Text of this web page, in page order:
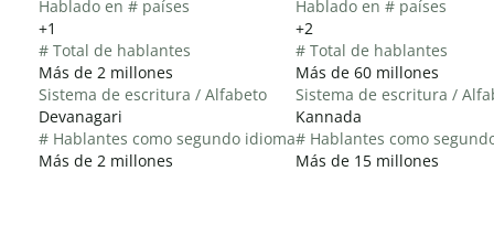
Hablado en # países
+1
# Total de hablantes
Más de 2 millones
Sistema de escritura / Alfabeto
Devanagari
# Hablantes como segundo idioma
Más de 2 millones
Hablado en # países
+2
# Total de hablantes
Más de 60 millones
Sistema de escritura /
Kannada
# Hablantes como
Más de 15 millones